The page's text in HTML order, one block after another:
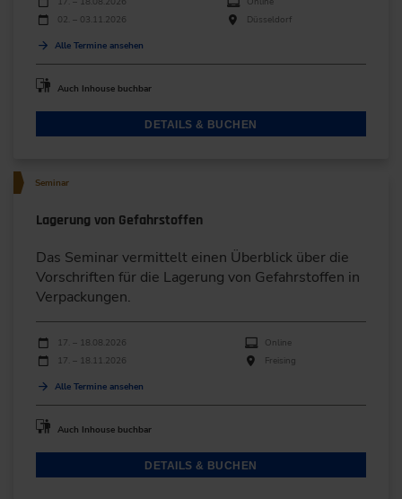
02. – 03.11.2026
Düsseldorf
Alle Termine ansehen
Auch Inhouse buchbar
DETAILS & BUCHEN
Seminar
Lagerung von Gefahrstoffen
Das Seminar vermittelt einen Überblick über die
Vorschriften für die Lagerung von Gefahrstoffen in
Verpackungen.
Durchführungen
Veranstaltungsdatum
17. – 18.08.2026
Online
17. – 18.11.2026
Freising
Alle Termine ansehen
Auch Inhouse buchbar
DETAILS & BUCHEN